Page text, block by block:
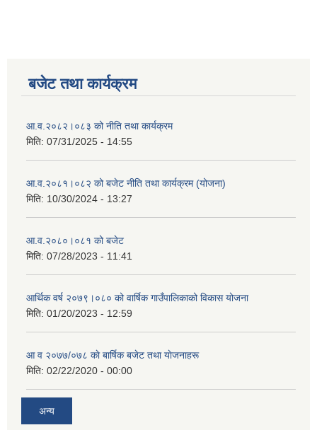
बजेट तथा कार्यक्रम
आ.व.२०८२।०८३ को नीति तथा कार्यक्रम
मिति: 07/31/2025 - 14:55
आ.व.२०८१।०८२ को बजेट नीति तथा कार्यक्रम (योजना)
मिति: 10/30/2024 - 13:27
आ.व.२०८०।०८१ को बजेट
मिति: 07/28/2023 - 11:41
आर्थिक वर्ष २०७९।०८० को वार्षिक गाउँपालिकाको विकास योजना
मिति: 01/20/2023 - 12:59
आ व २०७७/०७८ काे बार्षिक बजेट तथा याेजनाहरू
मिति: 02/22/2020 - 00:00
अन्य